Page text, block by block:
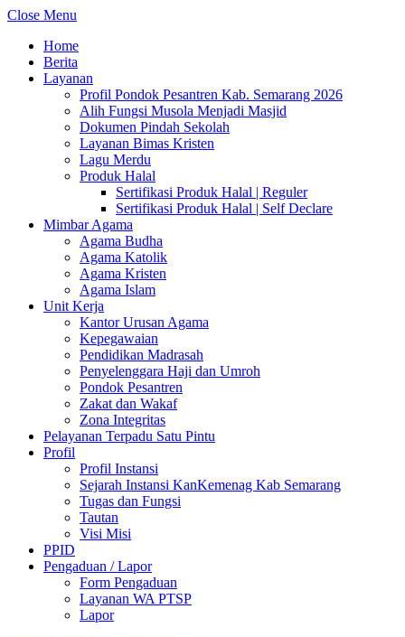
Close Menu
Home
Berita
Layanan
Profil Pondok Pesantren Kab. Semarang 2026
Alih Fungsi Musola Menjadi Masjid
Dokumen Pindah Sekolah
Layanan Bimas Kristen
Lagu Merdu
Produk Halal
Sertifikasi Produk Halal | Reguler
Sertifikasi Produk Halal | Self Declare
Mimbar Agama
Agama Budha
Agama Katolik
Agama Kristen
Agama Islam
Unit Kerja
Kantor Urusan Agama
Kepegawaian
Pendidikan Madrasah
Penyelenggara Haji dan Umroh
Pondok Pesantren
Zakat dan Wakaf
Zona Integritas
Pelayanan Terpadu Satu Pintu
Profil
Profil Instansi
Sejarah Instansi KanKemenag Kab Semarang
Tugas dan Fungsi
Tautan
Visi Misi
PPID
Pengaduan / Lapor
Form Pengaduan
Layanan WA PTSP
Lapor